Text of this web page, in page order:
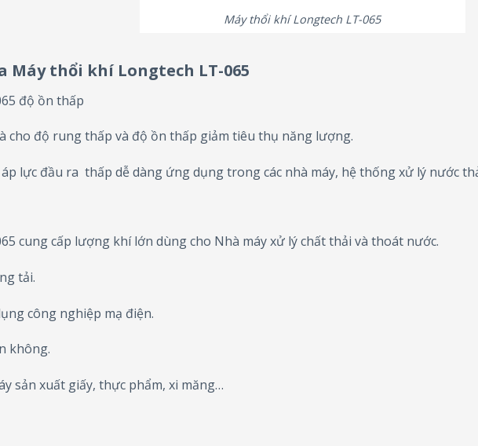
Máy thổi khí Longtech LT-065
Máy thổi khí Longtech LT-065
độ ồn thấp
cho độ rung thấp và độ ồn thấp giảm tiêu thụ năng lượng.
lực đầu ra thấp dễ dàng ứng dụng trong các nhà máy, hệ thống xử lý nước
cung cấp lượng khí lớn dùng cho Nhà máy xử lý chất thải và thoát nước.
tải.
công nghiệp mạ điện.
không.
sản xuất giấy, thực phẩm, xi măng…